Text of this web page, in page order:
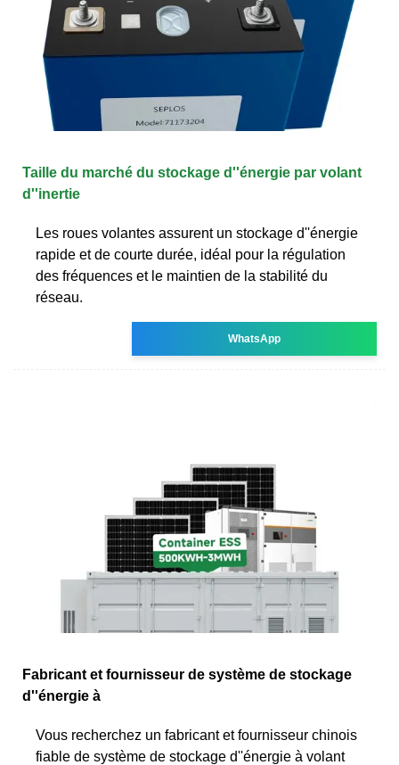
Taille du marché du stockage d''énergie par volant
d''inertie
Les roues volantes assurent un stockage d''énergie
rapide et de courte durée, idéal pour la régulation
des fréquences et le maintien de la stabilité du
réseau.
WhatsApp
Fabricant et fournisseur de système de stockage
d''énergie à
Vous recherchez un fabricant et fournisseur chinois
fiable de système de stockage d''énergie à volant